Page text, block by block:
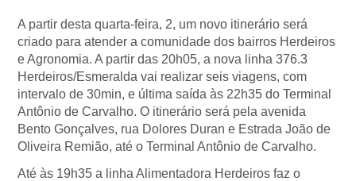
A partir desta quarta-feira, 2, um novo itinerário será
criado para atender a comunidade dos bairros Herdeiros
e Agronomia. A partir das 20h05, a nova linha 376.3
Herdeiros/Esmeralda vai realizar seis viagens, com
intervalo de 30min, e última saída às 22h35 do Terminal
Antônio de Carvalho. O itinerário será pela avenida
Bento Gonçalves, rua Dolores Duran e Estrada João de
Oliveira Remião, até o Terminal Antônio de Carvalho.
Até às 19h35 a linha Alimentadora Herdeiros faz o